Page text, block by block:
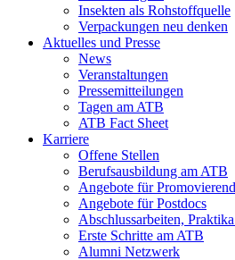
Insekten als Rohstoffquelle
Verpackungen neu denken
Aktuelles und Presse
News
Veranstaltungen
Pressemitteilungen
Tagen am ATB
ATB Fact Sheet
Karriere
Offene Stellen
Berufsausbildung am ATB
Angebote für
Angebote für Postdocs
Abschlussarbeiten,
Erste Schritte am ATB
Alumni Netzwerk